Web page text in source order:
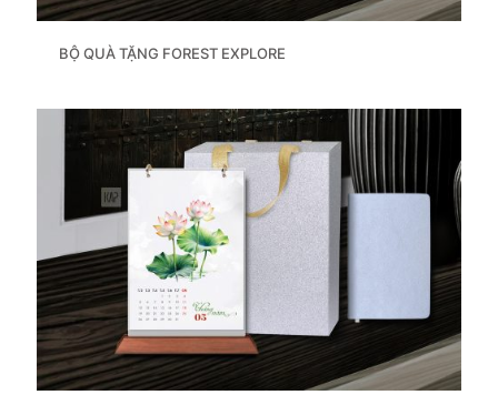
BỘ QUÀ TẶNG FOREST EXPLORE